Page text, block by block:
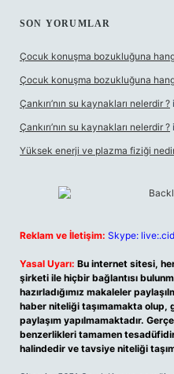
SON YORUMLAR
Çocuk konuşma bozukluğuna
Çocuk konuşma bozukluğuna
Çankırı’nın su kaynakları nelerdir ?
Çankırı’nın su kaynakları nelerdir ?
Yüksek enerji ve plazma fiziği
Reklam ve İletişim: Skype:
Yasal Uyarı: Bu internet sitesi,
şirketi ile hiçbir bağlantısı
hazırladığımız makaleler
haber niteliği taşımamakta olup,
paylaşım yapılmamaktadır.
benzerlikleri tamamen
halindedir ve tavsiye niteliği